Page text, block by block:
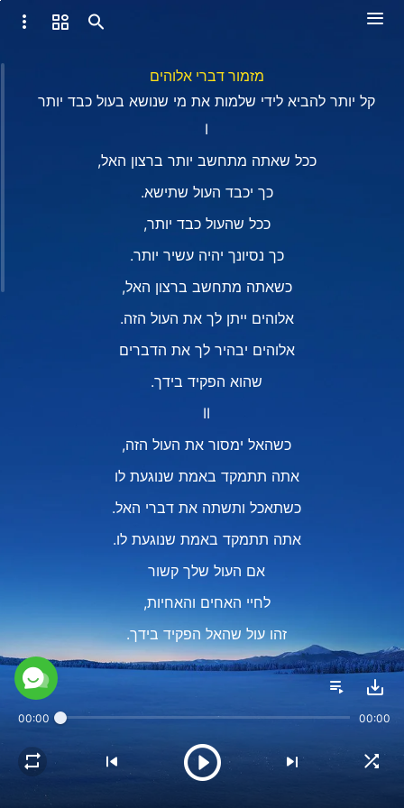
מזמור דברי אלוהים
קל יותר להביא לידי שלמות את מי שנושא בעול כבד יותר
I
ככל שאתה מתחשב יותר ברצון האל,
כך יכבד העול שתישא.
ככל שהעול כבד יותר,
כך נסיונך יהיה עשיר יותר.
כשאתה מתחשב ברצון האל,
אלוהים ייתן לך את העול הזה.
אלוהים יבהיר לך את הדברים
שהוא הפקיד בידך.
II
כשהאל ימסור את העול הזה,
אתה תתמקד באמת שנוגעת לו
כשתאכל ותשתה את דברי האל.
אתה תתמקד באמת שנוגעת לו.
אם העול שלך קשור
לחיי האחים והאחיות,
זהו עול שהאל הפקיד בידך.
הוא יהיה לנגד עיניך בתפילות.
כשאתה אוכל ושותה את דברי האל, מקבל את עולו,
נפרש נתיב בפניך.
00:00 00:00